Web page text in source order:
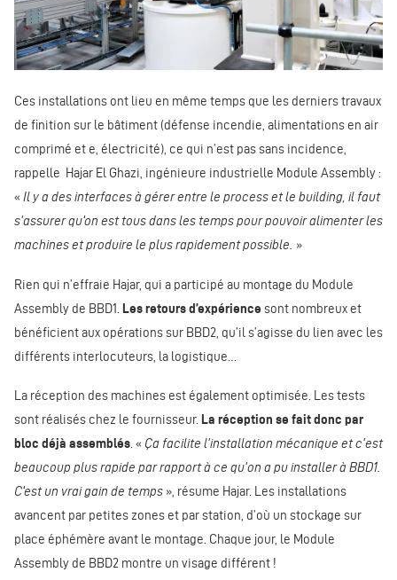
Ces installations ont lieu en même temps que les derniers travaux
de finition sur le bâtiment (défense incendie, alimentations en air
comprimé et e, électricité), ce qui n’est pas sans incidence,
rappelle Hajar El Ghazi, ingénieure industrielle Module Assembly :
« Il y a des interfaces à gérer entre le process et le building, il faut
s'assurer qu’on est tous dans les temps pour pouvoir alimenter les
machines et produire le plus rapidement possible. »
Rien qui n’effraie Hajar, qui a participé au montage du Module
Assembly de BBD1.
Les retours d’expérience sont nombreux et
bénéficient aux opérations sur BBD2, qu’il s’agisse du lien avec les
différents interlocuteurs, la logistique…
La réception des machines est également optimisée. Les tests
sont réalisés chez le fournisseur. La réception se fait donc par
bloc déjà assemblés. « Ça facilite l'installation mécanique et c'est
beaucoup plus rapide par rapport à ce qu'on a pu installer à BBD1.
C’est un vrai gain de temps », résume Hajar. Les installations
avancent par petites zones et par station, d’où un stockage sur
place éphémère avant le montage. Chaque jour, le Module
Assembly de BBD2 montre un visage différent !